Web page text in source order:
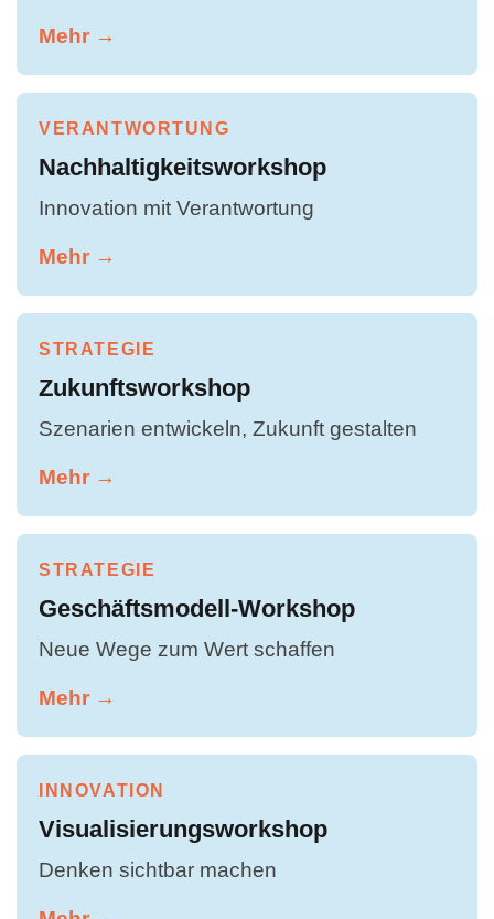
Mehr →
VERANTWORTUNG
Nachhaltigkeitsworkshop
Innovation mit Verantwortung
Mehr →
STRATEGIE
Zukunftsworkshop
Szenarien entwickeln, Zukunft gestalten
Mehr →
STRATEGIE
Geschäftsmodell-Workshop
Neue Wege zum Wert schaffen
Mehr →
INNOVATION
Visualisierungsworkshop
Denken sichtbar machen